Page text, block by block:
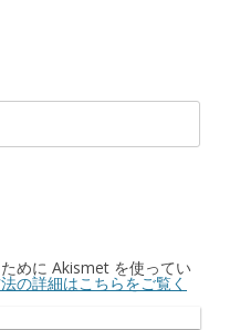
めに Akismet を使ってい
の詳細はこちらをご覧く